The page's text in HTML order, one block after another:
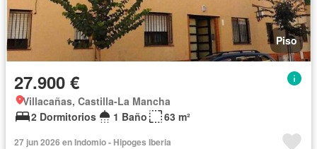
Piso
27.900 €
Villacañas, Castilla-La Mancha
2 Dormitorios
1 Baño 63 m²
27 jun 2026 en Indomio - Hipoges Iberia